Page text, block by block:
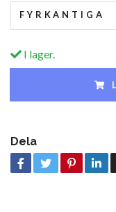
FYRKANTIGA
I lager.
Dela